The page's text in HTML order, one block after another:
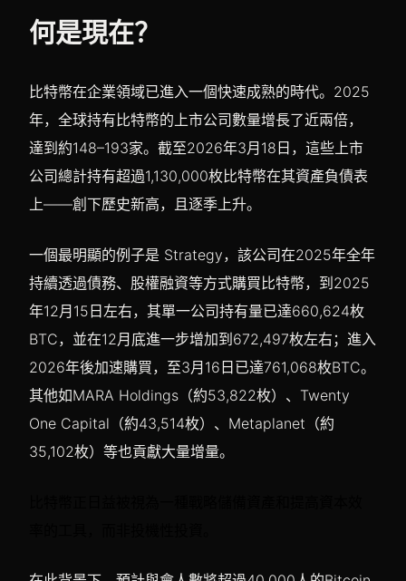
何是現在？
比特幣在企業領域已進入一個快速成熟的時代。2025
年，全球持有比特幣的上市公司數量增長了近兩倍，
達到約148–193家。截至2026年3月18日，這些上市
公司總計持有超過1,130,000枚比特幣在其資產負債表
上——創下歷史新高，且逐季上升。
一個最明顯的例子是 Strategy，該公司在2025年全年
持續透過債務、股權融資等方式購買比特幣，到2025
年12月15日左右，其單一公司持有量已達660,624枚
BTC，並在12月底進一步增加到672,497枚左右；進入
2026年後加速購買，至3月16日已達761,068枚BTC。
其他如MARA Holdings（約53,822枚）、Twenty
One Capital（約43,514枚）、Metaplanet（約
35,102枚）等也貢獻大量增量。